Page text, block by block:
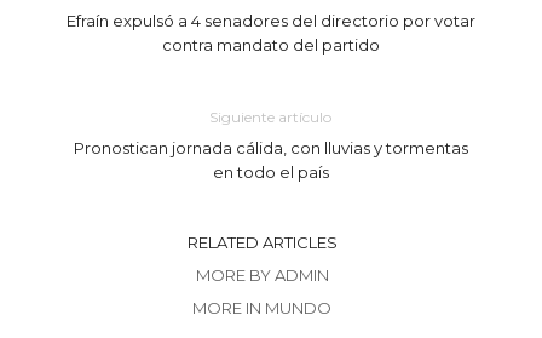
Efraín expulsó a 4 senadores del directorio por votar
contra mandato del partido
Siguiente artículo
Pronostican jornada cálida, con lluvias y tormentas
en todo el país
RELATED ARTICLES
MORE BY ADMIN
MORE IN MUNDO